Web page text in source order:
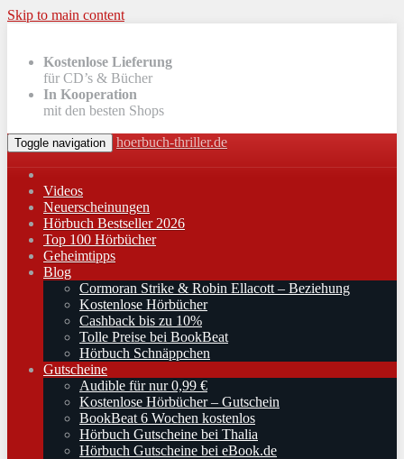
Skip to main content
Kostenlose Lieferung
für CD’s & Bücher
In Kooperation
mit den besten Shops
Toggle navigation hoerbuch-thriller.de
Videos
Neuerscheinungen
Hörbuch Bestseller 2026
Top 100 Hörbücher
Geheimtipps
Blog
Cormoran Strike & Robin Ellacott – Beziehung
Kostenlose Hörbücher
Cashback bis zu 10%
Tolle Preise bei BookBeat
Hörbuch Schnäppchen
Gutscheine
Audible für nur 0,99 €
Kostenlose Hörbücher – Gutschein
BookBeat 6 Wochen kostenlos
Hörbuch Gutscheine bei Thalia
Hörbuch Gutscheine bei eBook.de